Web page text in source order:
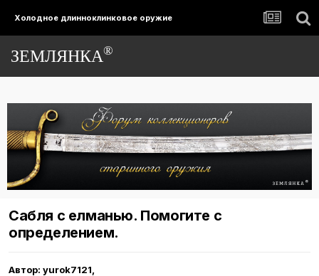
Холодное длинноклинковое оружие
ЗЕМЛЯНКА®
Сабля с елманью. Помогите с
определением.
Автор: yurok7121